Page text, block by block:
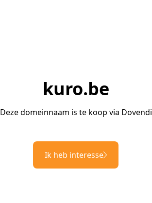
kuro.be
Deze domeinnaam is te koop via Dovendi
Ik heb interesse